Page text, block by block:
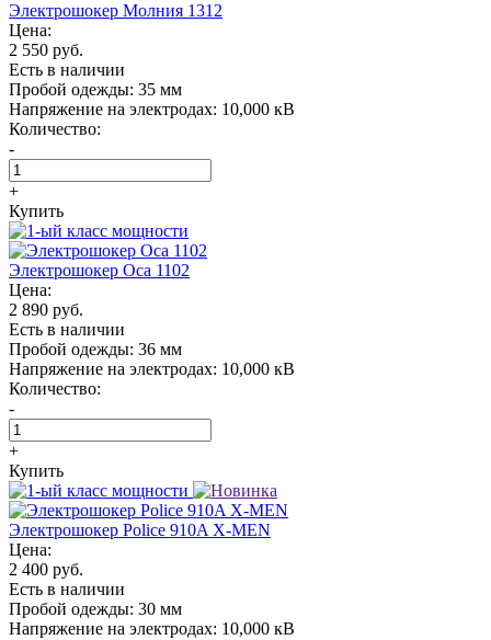
Электрошокер Молния 1312
Цена:
2 550 руб.
Есть в наличии
Пробой одежды: 35 мм
Напряжение на электродах: 10,000 кВ
Количество:
-
+
Купить
Электрошокер Oса 1102
Цена:
2 890 руб.
Есть в наличии
Пробой одежды: 36 мм
Напряжение на электродах: 10,000 кВ
Количество:
-
+
Купить
Электрошокер Police 910A X-MEN
Цена:
2 400 руб.
Есть в наличии
Пробой одежды: 30 мм
Напряжение на электродах: 10,000 кВ